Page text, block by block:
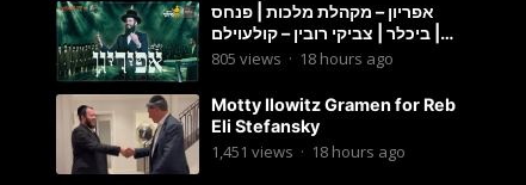
אפריון – מקהלת מלכות | פנחס
ביכלר | צביקי רובין – קולעוילם |
Malchus Choir, Tzviki Rubin
805 views · 18 hours ago
Motty Ilowitz Gramen for Reb
Eli Stefansky
1,451 views · 18 hours ago